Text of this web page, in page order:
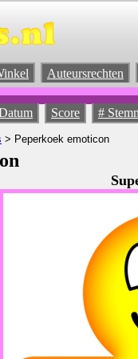
Auteursrechten
Score #
> Peperkoek emoticon